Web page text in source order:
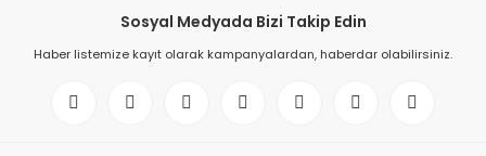
Sosyal Medyada Bizi Takip Edin
Haber listemize kayıt olarak kampanyalardan, haberdar olabilirsiniz.